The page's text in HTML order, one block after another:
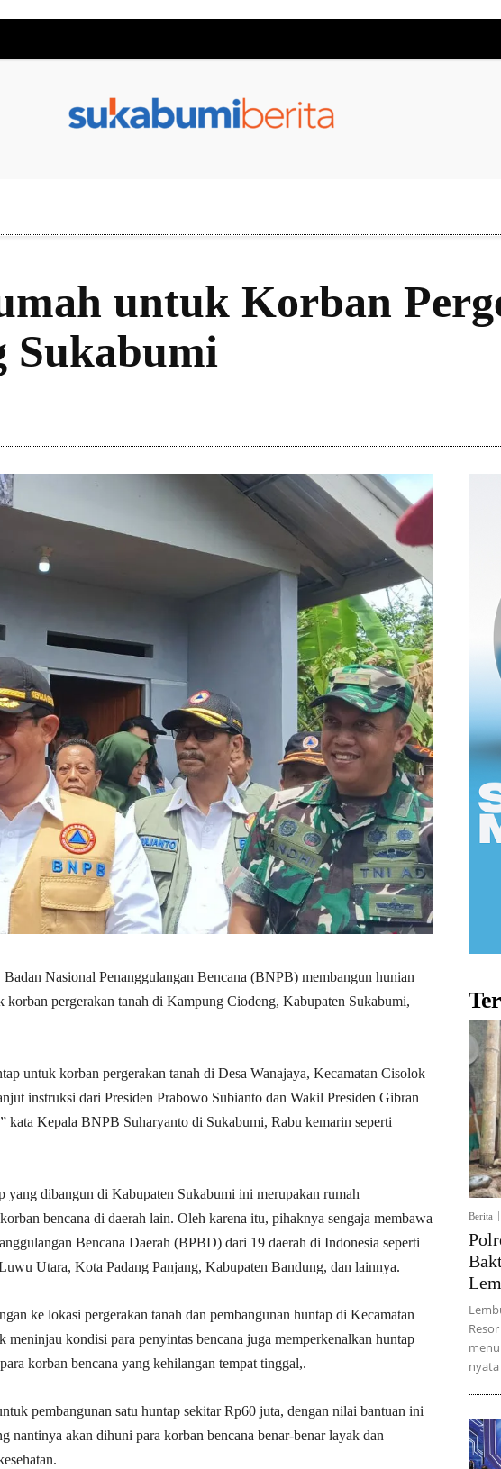
untuk Korban
Sukabumi
Nasional Penanggulangan Bencana (BNPB) membangun hunian
korban pergerakan tanah di Kampung Ciodeng, Kabupaten Sukabumi,
untuk korban pergerakan tanah di Desa Wanajaya, Kecamatan Cisolok
instruksi dari Presiden Prabowo Subianto dan Wakil Presiden Gibran
kata Kepala BNPB Suharyanto di Sukabumi, Rabu kemarin seperti
yang dibangun di Kabupaten Sukabumi ini merupakan rumah
bencana di daerah lain. Oleh karena itu, pihaknya sengaja membawa
Bencana Daerah (BPBD) dari 19 daerah di Indonesia seperti
Utara, Kota Padang Panjang, Kabupaten Bandung, dan lainnya.
ke lokasi pergerakan tanah dan pembangunan huntap di Kecamatan
meninjau kondisi para penyintas bencana juga memperkenalkan huntap
korban bencana yang kehilangan tempat tinggal,.
pembangunan satu huntap sekitar Rp60 juta, dengan nilai bantuan ini
nantinya akan dihuni para korban bencana benar-benar layak dan
Berita